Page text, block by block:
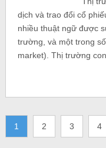
dịch và trao đổi cổ
nhiều thuật ngữ được
trường, và một trong
market). Thị trường
1 2 3 4